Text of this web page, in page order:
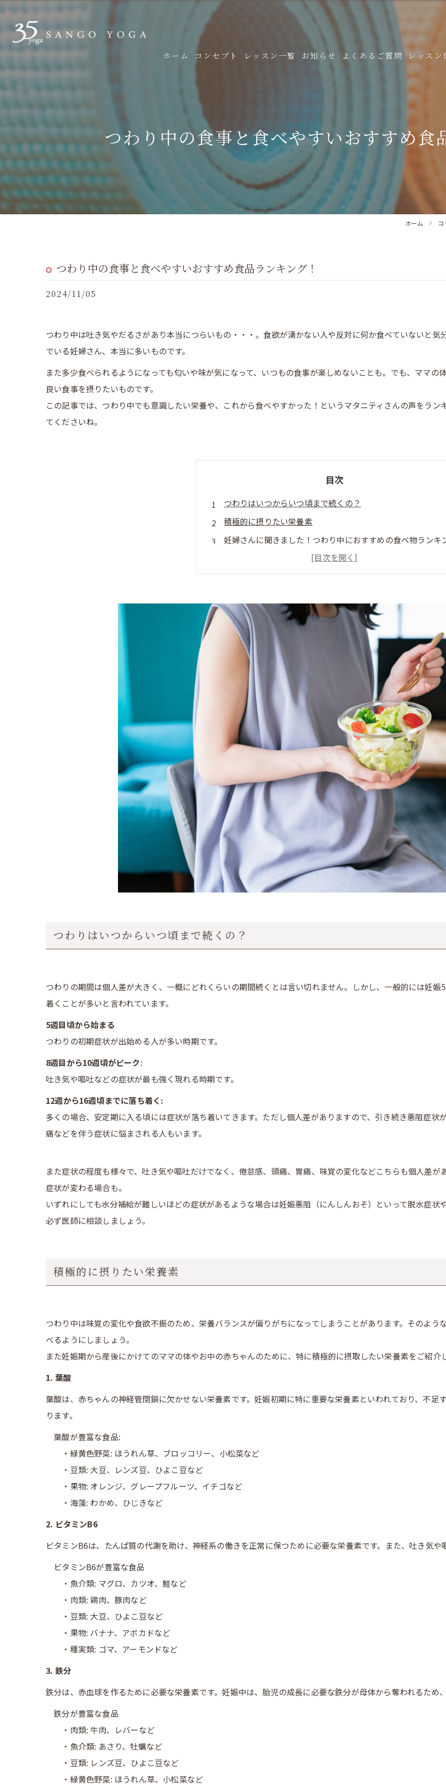
ホーム コンセプト レッスン一覧
マタニティヨガ
えいごでヨガforベビー
その他女性向けヨガ
お知らせ よくあるご質問 レッスン
つわり中の食事と食べやすいおすすめ食
ホーム コ
つわり中の食事と食べやすいおすすめ食品ランキング！
2024/11/05
つわり中は吐き気やだるさがあり本当につらいもの・・・。食欲が湧かない人や反対に何か食べていないと
でいる妊婦さん、本当に多いものです。
また多少食べられるようになっても匂いや味が気になって、いつもの食事が楽しめないことも。でも、ママ
良い食事を摂りたいものです。
この記事では、つわり中でも意識したい栄養や、これから食べやすかった！というマタニティさんの声をラ
てくださいね。
目次
つわりはいつからいつ頃まで続くの？
積極的に摂りたい栄養素
妊婦さんに聞きました！つわり中におすすめの食べ物ランキ
第2位：ゼリー
番外編：ポテトやお菓子
つわりを乗り切るための食事のポイント
つわりはいつからいつ頃まで続くの？
つわりの期間は個人差が大きく、一概にどれくらいの期間続くとは言い切れません。しかし、一般的には妊
着くことが多いと言われています。
5週目頃から始まる
つわりの初期症状が出始める人が多い時期です。
8週目から10週頃がピーク:
吐き気や嘔吐などの症状が最も強く現れる時期です。
12週から16週頃までに落ち着く:
多くの場合、安定期に入る頃には症状が落ち着いてきます。ただし個人差がありますので、引き続き悪阻症
痛などを伴う症状に悩まされる人もいます。
また症状の程度も様々で、吐き気や嘔吐だけでなく、倦怠感、頭痛、胃痛、味覚の変化などこちらも個人差
症状が変わる場合も。
いずれにしても水分補給が難しいほどの症状があるような場合は妊娠悪阻（にんしんおそ）といって脱水症
必ず医師に相談しましょう。
積極的に摂りたい栄養素
つわり中は味覚の変化や食欲不振のため、栄養バランスが偏りがちになってしまうことがあります。そのよ
べるようにしましょう。
また妊娠期から産後にかけてのママの体やお中の赤ちゃんのために、特に積極的に摂取したい栄養素をご紹介
1. 葉酸
葉酸は、赤ちゃんの神経管閉鎖に欠かせない栄養素です。妊娠初期に特に重要な栄養素といわれており、不足
ります。
葉酸が豊富な食品:
・緑黄色野菜: ほうれん草、ブロッコリー、小松菜など
・豆類: 大豆、レンズ豆、ひよこ豆など
・果物: オレンジ、グレープフルーツ、イチゴなど
・海藻: わかめ、ひじきなど
2. ビタミンB6
ビタミンB6は、たんぱ質の代謝を助け、神経系の働きを正常に保つために必要な栄養素です。また、吐き気
ビタミンB6が豊富な食品
・魚介類: マグロ、カツオ、鮭など
・肉類: 鶏肉、豚肉など
・豆類: 大豆、ひよこ豆など
・果物: バナナ、アボカドなど
・種実類: ゴマ、アーモンドなど
3. 鉄分
鉄分は、赤血球を作るために必要な栄養素です。妊娠中は、胎児の成長に必要な鉄分が母体から奪われるため
鉄分が豊富な食品
・肉類: 牛肉、レバーなど
・魚介類: あさり、牡蠣など
・豆類: レンズ豆、ひよこ豆など
・緑黄色野菜: ほうれん草、小松菜など